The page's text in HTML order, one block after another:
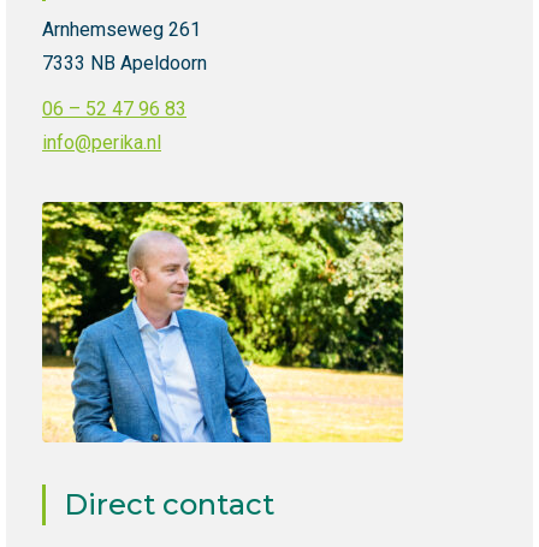
Arnhemseweg 261
7333 NB Apeldoorn
06 – 52 47 96 83
info@perika.nl
Direct contact